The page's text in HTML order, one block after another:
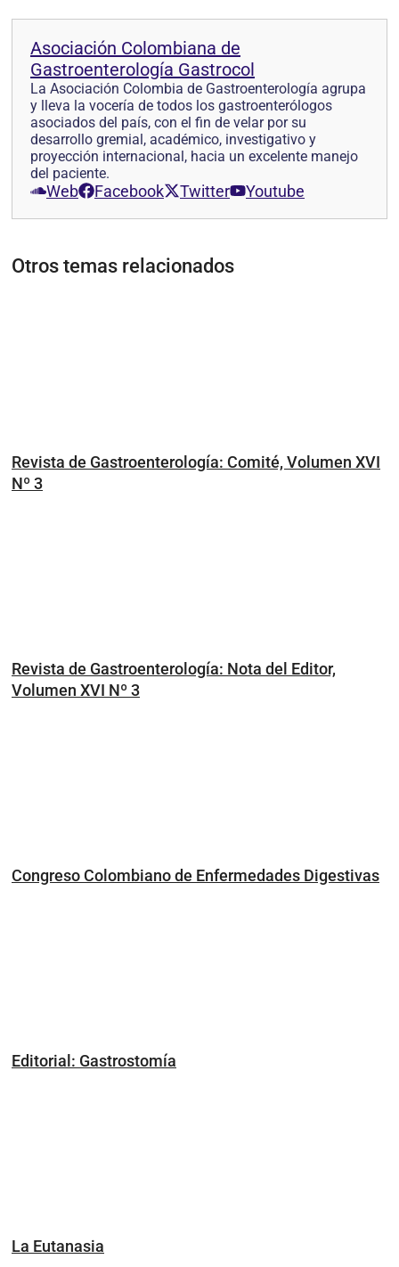
Asociación Colombiana de
Gastroenterología Gastrocol
La Asociación Colombia de Gastroenterología agrupa
y lleva la vocería de todos los gastroenterólogos
asociados del país, con el fin de velar por su
desarrollo gremial, académico, investigativo y
proyección internacional, hacia un excelente manejo
del paciente.
Web Facebook Twitter Youtube
Otros temas relacionados
Revista de Gastroenterología: Comité, Volumen XVI
Nº 3
Revista de Gastroenterología: Nota del Editor,
Volumen XVI Nº 3
Congreso Colombiano de Enfermedades Digestivas
Editorial: Gastrostomía
La Eutanasia